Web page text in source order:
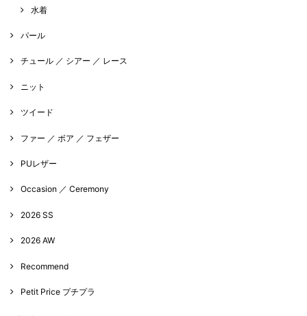
水着
パール
チュール ／ シアー ／ レース
ニット
ツイード
ファー ／ ボア ／ フェザー
PUレザー
Occasion ／ Ceremony
2026 SS
2026 AW
Recommend
Petit Price プチプラ